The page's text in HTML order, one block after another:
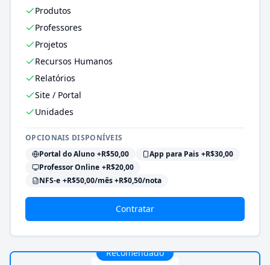
Produtos
Professores
Projetos
Recursos Humanos
Relatórios
Site / Portal
Unidades
OPCIONAIS DISPONÍVEIS
Portal do Aluno +R$50,00 App para Pais +R$30,00
Professor Online +R$20,00
NFS-e +R$50,00/mês +R$0,50/nota
Contratar
Recomendado